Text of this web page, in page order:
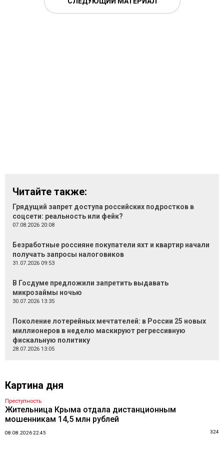
Читайте также:
Грядущий запрет доступа российских подростков в
соцсети: реальность или фейк?
07.08.2026 20:08
Безработные россияне покупатели яхт и квартир начали
получать запросы налоговиков
31.07.2026 09:53
В Госдуме предложили запретить выдавать
микрозаймы ночью
30.07.2026 13:35
Поколение лотерейных мечтателей: в России 25 новых
миллионеров в неделю маскируют регрессивную
фискальную политику
28.07.2026 13:05
Картина дня
Преступность
Жительница Крыма отдала дистанционным
мошенникам 14,5 млн рублей
08.08.2026 22:45 324